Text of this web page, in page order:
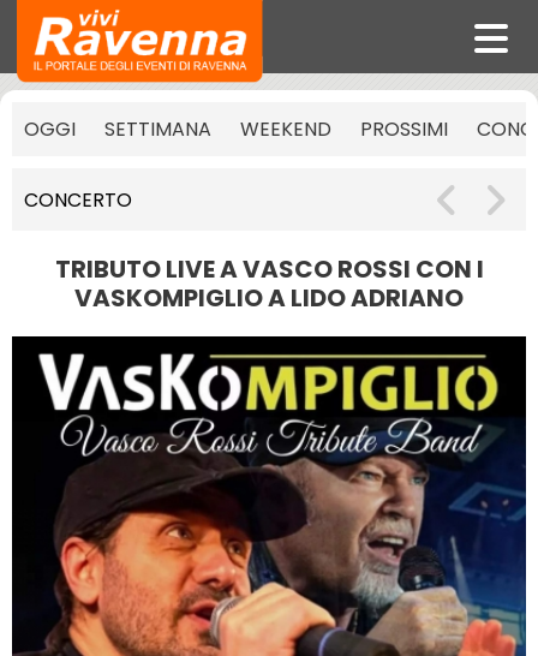
OGGI SETTIMANA WEEKEND PROSSIMI
CONCERTO
TRIBUTO LIVE A VASCO ROSSI CON I
VASKOMPIGLIO A LIDO ADRIANO